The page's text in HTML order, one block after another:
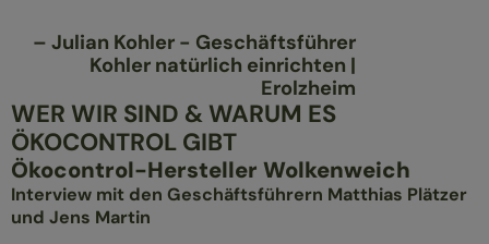
– Julian Kohler - Geschäftsführer
Kohler natürlich einrichten |
Erolzheim
WER WIR SIND & WARUM ES
ÖKOCONTROL GIBT
Ökocontrol-Hersteller Wolkenweich
Interview mit den Geschäftsführern Matthias Plätzer
und Jens Martin